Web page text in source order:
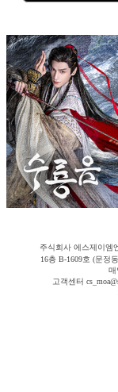
주식회사 에스제이엠
16층 B-1609호 (문정
매
고객센터